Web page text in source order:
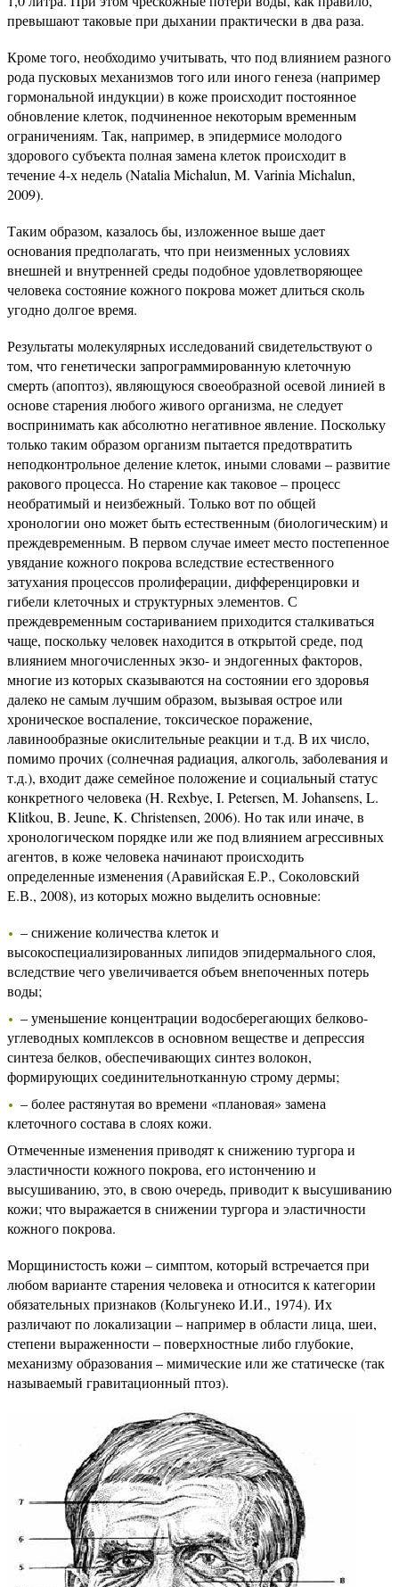
превышают таковые при дыхании практически в два раза.
Кроме того, необходимо учитывать, что под влиянием разного
рода пусковых механизмов того или иного генеза (например
гормональной индукции) в коже происходит постоянное
обновление клеток, подчиненное некоторым временным
ограничениям. Так, например, в эпидермисе молодого
здорового субъекта полная замена клеток происходит в
течение 4-х недель (Natalia Michalun, M. Varinia Michalun,
2009).
Таким образом, казалось бы, изложенное выше дает
основания предполагать, что при неизменных условиях
внешней и внутренней среды подобное удовлетворяющее
человека состояние кожного покрова может длиться сколь
угодно долгое время.
Результаты молекулярных исследований свидетельствуют о
том, что генетически запрограммированную клеточную
смерть (апоптоз), являющуюся своеобразной осевой линией в
основе старения любого живого организма, не следует
воспринимать как абсолютно негативное явление. Поскольку
только таким образом организм пытается предотвратить
неподконтрольное деление клеток, иными словами – развитие
ракового процесса. Но старение как таковое – процесс
необратимый и неизбежный. Только вот по общей
хронологии оно может быть естественным (биологическим) и
преждевременным. В первом случае имеет место постепенное
увядание кожного покрова вследствие естественного
затухания процессов пролиферации, дифференцировки и
гибели клеточных и структурных элементов. С
преждевременным состариванием приходится сталкиваться
чаще, поскольку человек находится в открытой среде, под
влиянием многочисленных экзо- и эндогенных факторов,
многие из которых сказываются на состоянии его здоровья
далеко не самым лучшим образом, вызывая острое или
хроническое воспаление, токсическое поражение,
лавинообразные окислительные реакции и т.д. В их число,
помимо прочих (солнечная радиация, алкоголь, заболевания и
т.д.), входит даже семейное положение и социальный статус
конкретного человека (H. Rexbye, I. Petersen, M. Johansens, L.
Klitkou, B. Jeune, K. Christensen, 2006). Но так или иначе, в
хронологическом порядке или же под влиянием агрессивных
агентов, в коже человека начинают происходить
определенные изменения (Аравийская Е.Р., Соколовский
Е.В., 2008), из которых можно выделить основные:
– снижение количества клеток и
высокоспециализированных липидов эпидермального слоя,
вследствие чего увеличивается объем внепоченных потерь
воды;
– уменьшение концентрации водосберегающих белково-
углеводных комплексов в основном веществе и депрессия
синтеза белков, обеспечивающих синтез волокон,
формирующих соединительнотканную строму дермы;
– более растянутая во времени «плановая» замена
клеточного состава в слоях кожи.
Отмеченные изменения приводят к снижению тургора и
эластичности кожного покрова, его истончению и
высушиванию, это, в свою очередь, приводит к высушиванию
кожи; что выражается в снижении тургора и эластичности
кожного покрова.
Морщинистость кожи – симптом, который встречается при
любом варианте старения человека и относится к категории
обязательных признаков (Кольгунеко И.И., 1974). Их
различают по локализации – например в области лица, шеи,
степени выраженности – поверхностные либо глубокие,
механизму образования – мимические или же статическе (так
называемый гравитационный птоз).